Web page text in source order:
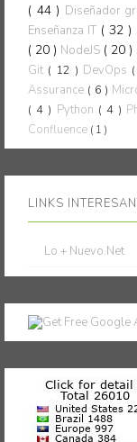
( 44 ) Diseñador
Enseñanza IT ( 32 )
( 20 ) NodeJS ( 20 )
Git ( 12 ) DevOps
Assurance ( 6 )
( 4 ) Python ( 4 )
Confluence ( 1 )
LINKS
Lo + Nuevo.Net